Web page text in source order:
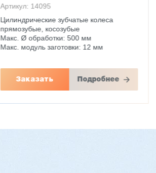
Артикул: 14095
Цилиндрические зубчатые колеса
прямозубые, косозубые
Макс. Ø обработки: 500 мм
Макс. модуль заготовки: 12 мм
Заказать Подробнее